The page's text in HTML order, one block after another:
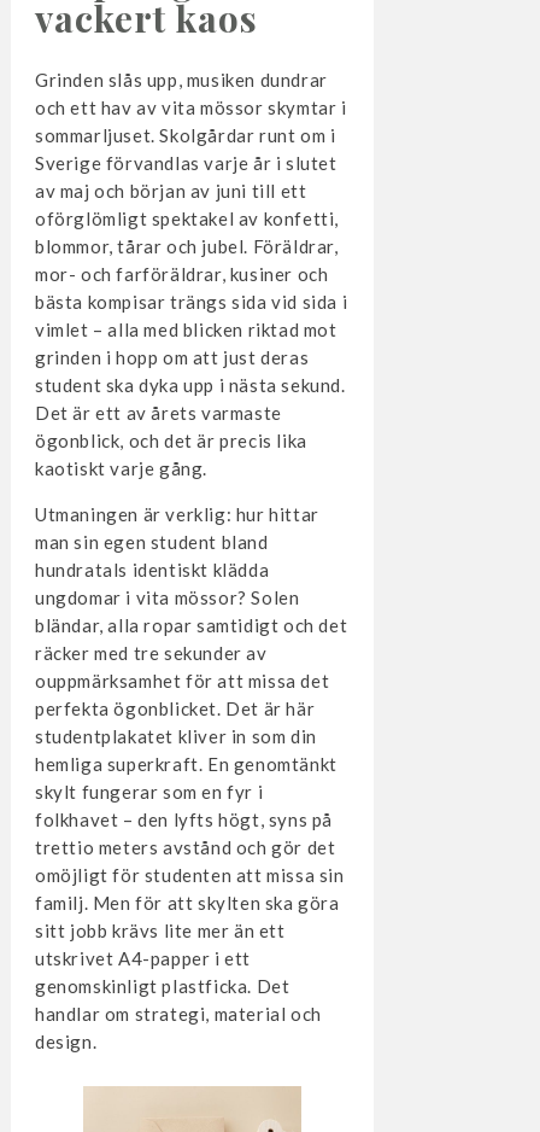
vackert kaos
Grinden slås upp, musiken dundrar
och ett hav av vita mössor skymtar i
sommarljuset. Skolgårdar runt om i
Sverige förvandlas varje år i slutet
av maj och början av juni till ett
oförglömligt spektakel av konfetti,
blommor, tårar och jubel. Föräldrar,
mor- och farföräldrar, kusiner och
bästa kompisar trängs sida vid sida i
vimlet – alla med blicken riktad mot
grinden i hopp om att just deras
student ska dyka upp i nästa sekund.
Det är ett av årets varmaste
ögonblick, och det är precis lika
kaotiskt varje gång.
Utmaningen är verklig: hur hittar
man sin egen student bland
hundratals identiskt klädda
ungdomar i vita mössor? Solen
bländar, alla ropar samtidigt och det
räcker med tre sekunder av
ouppmärksamhet för att missa det
perfekta ögonblicket. Det är här
studentplakatet kliver in som din
hemliga superkraft. En genomtänkt
skylt fungerar som en fyr i
folkhavet – den lyfts högt, syns på
trettio meters avstånd och gör det
omöjligt för studenten att missa sin
familj. Men för att skylten ska göra
sitt jobb krävs lite mer än ett
utskrivet A4-papper i ett
genomskinligt plastficka. Det
handlar om strategi, material och
design.